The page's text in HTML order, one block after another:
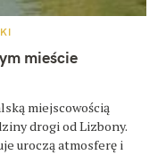
mieście
miejscowością
drogi od Lizbony.
uroczą atmosferę i